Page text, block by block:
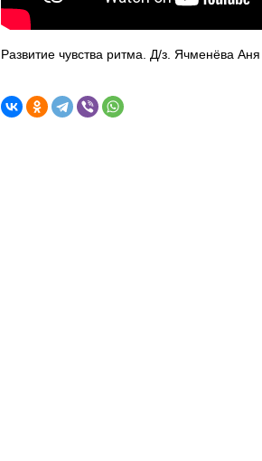
Развитие чувства ритма. Д/з. Ячменёва